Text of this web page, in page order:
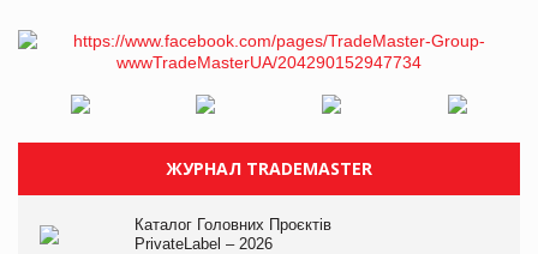
ЖУРНАЛ TRADEMASTER
Каталог Головних Проєктів
PrivateLabel – 2026